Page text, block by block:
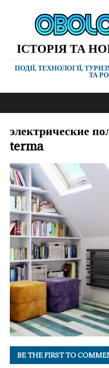
ІСТОРІЯ ТА
ПОДІЇ, ТЕХНОЛОГІЇ,
ТА
электрические
terma
BE THE FIRST TO